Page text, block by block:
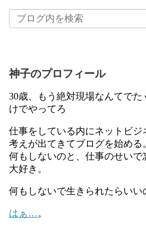
神子のプロフィール
30歳、もう絶対現場なんてで
けでやってろ
仕事をしている内にネットビジ
考えが出てきてブログを始める
何もしないのと、仕事のせい
大好き。
何もしないで生きられたらいい
はぁ…。